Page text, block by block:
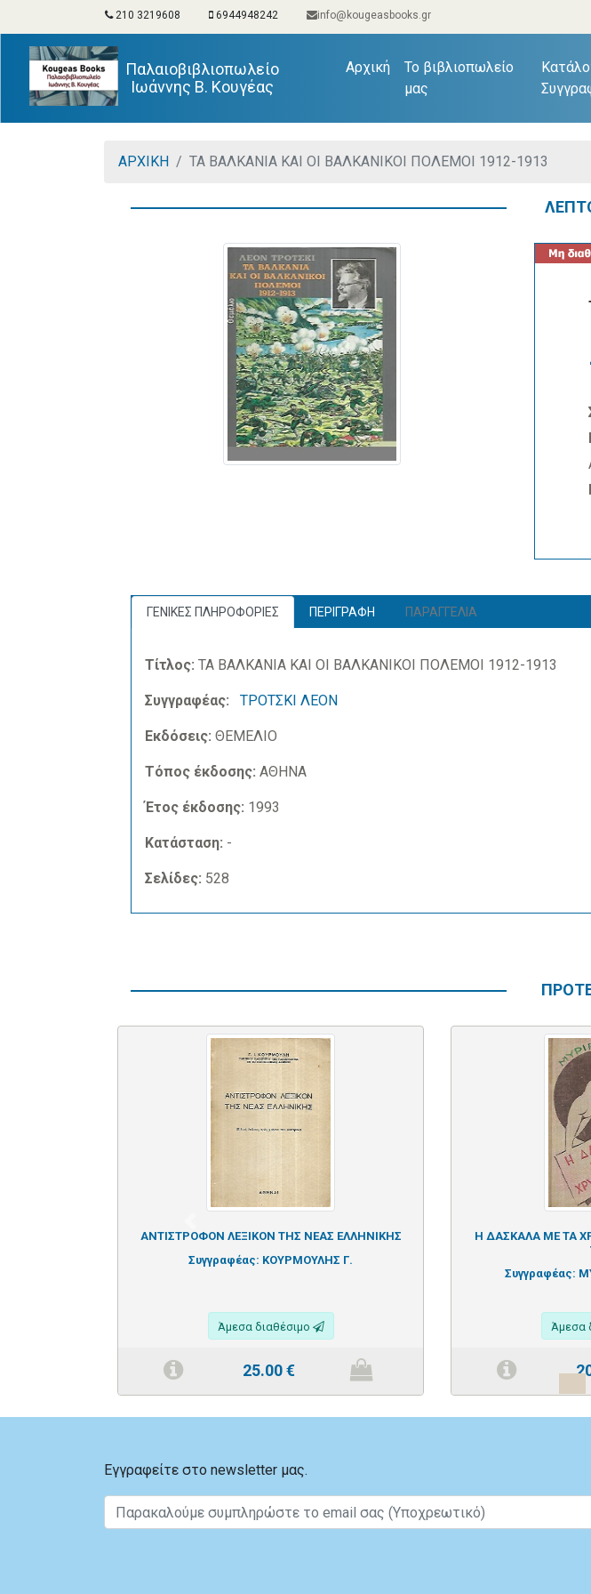
210 3219608 6944948242 info@kougeasbooks.gr
Παλαιοβιβλιοπωλείο
Ιωάννης Β. Κουγέας
Αρχική(current)
Το βιβλιοπωλείο
μας
ΑΡΧΙΚΗ ΤΑ ΒΑΛΚΑΝΙΑ ΚΑΙ ΟΙ ΒΑΛΚΑΝΙΚΟΙ ΠΟΛΕΜΟΙ 1912-1913
ΓΕΝΙΚΕΣ ΠΛΗΡΟΦΟΡΙΕΣ ΠΕΡΙΓΡΑΦΗ ΠΑΡΑΓΓΕΛΙΑ
Τίτλος: ΤΑ ΒΑΛΚΑΝΙΑ ΚΑΙ ΟΙ ΒΑΛΚΑΝΙΚΟΙ ΠΟΛΕΜΟΙ 1912-1913
Συγγραφέας: ΤΡΟΤΣΚΙ ΛΕΟΝ
Εκδόσεις: ΘΕΜΕΛΙΟ
Τόπος έκδοσης: ΑΘΗΝΑ
Έτος έκδοσης: 1993
Κατάσταση: -
Σελίδες: 528
ΑΝΤΙΣΤΡΟΦΟΝ ΛΕΞΙΚΟΝ ΤΗΣ ΝΕΑΣ ΕΛΛΗΝΙΚΗΣ
Συγγραφέας: ΚΟΥΡΜΟΥΛΗΣ Γ.
Άμεσα διαθέσιμο
25.00€
Η ΔΑΣΚΑΛΑ ΜΕ ΤΑ
Συγγραφέας:
Άμεσα
Previous
Εγγραφείτε στο newsletter μας.